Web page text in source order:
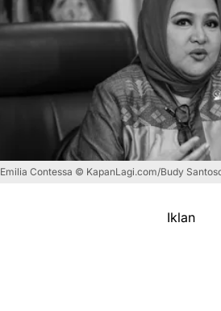
Emilia Contessa © KapanLagi.com/Budy
Iklan